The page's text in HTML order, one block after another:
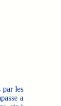
par les
a